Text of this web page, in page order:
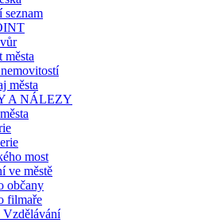
seznam
města
města
A NÁLEZY
most
ve městě
občany
filmaře